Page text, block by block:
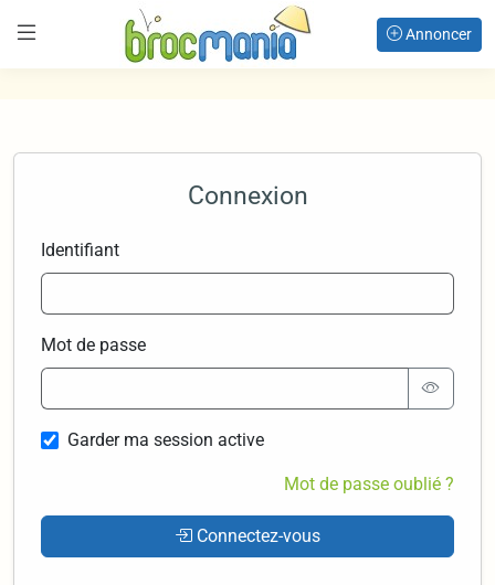
Annoncer
Connexion
Identifiant
Mot de passe
Garder ma session active
Mot de passe oublié ?
Connectez-vous